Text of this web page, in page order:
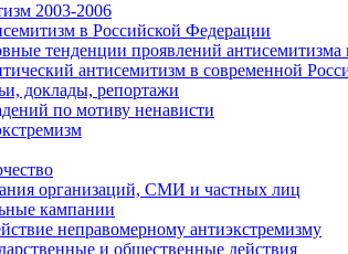
2003-2006
в Российской Федерации
тенденции проявлений антисемитизма
антисемитизм в современной
доклады, репортажи
по мотиву ненависти
организаций, СМИ и частных лиц
кампании
неправомерному антиэкстремизму
и общественные действия